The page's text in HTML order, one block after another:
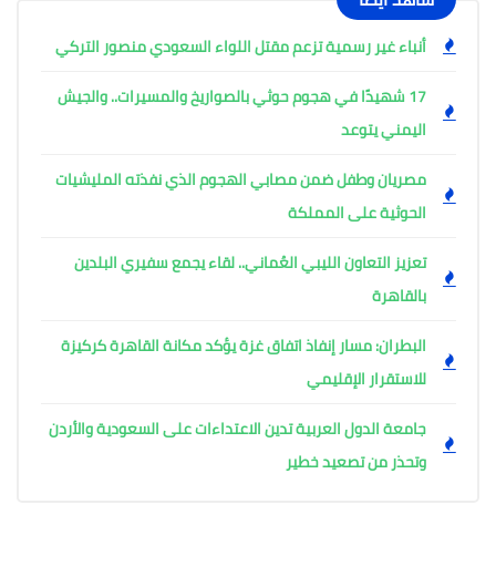
أنباء غير رسمية تزعم مقتل اللواء السعودي منصور التركي
17 شهيدًا في هجوم حوثي بالصواريخ والمسيرات.. والجيش
اليمني يتوعد
مصريان وطفل ضمن مصابي الهجوم الذي نفذته المليشيات
الحوثية على المملكة
تعزيز التعاون الليبي العُماني.. لقاء يجمع سفيري البلدين
بالقاهرة
البطران: مسار إنفاذ اتفاق غزة يؤكد مكانة القاهرة كركيزة
للاستقرار الإقليمي
جامعة الدول العربية تدين الاعتداءات على السعودية والأردن
وتحذر من تصعيد خطير